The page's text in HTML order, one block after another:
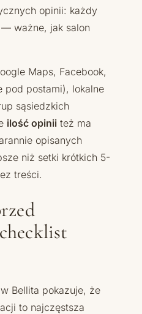
opinii: każdy
ważne, jak salon
Maps, Facebook,
pod postami), lokalne
sąsiedzkich
ilość opinii też ma
opisanych
niż setki krótkich 5-
treści.
Bellita pokazuje, że
to najczęstsza